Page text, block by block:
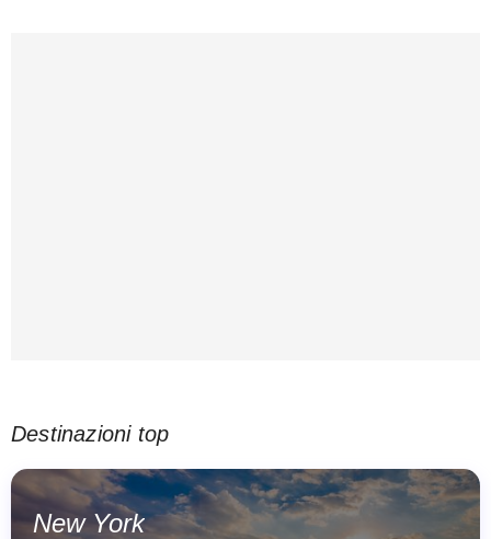
Destinazioni top
New York